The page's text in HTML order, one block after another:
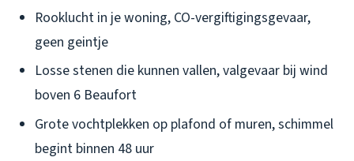
Rooklucht in je woning, CO-vergiftigingsgevaar,
geen geintje
Losse stenen die kunnen vallen, valgevaar bij wind
boven 6 Beaufort
Grote vochtplekken op plafond of muren, schimmel
begint binnen 48 uur